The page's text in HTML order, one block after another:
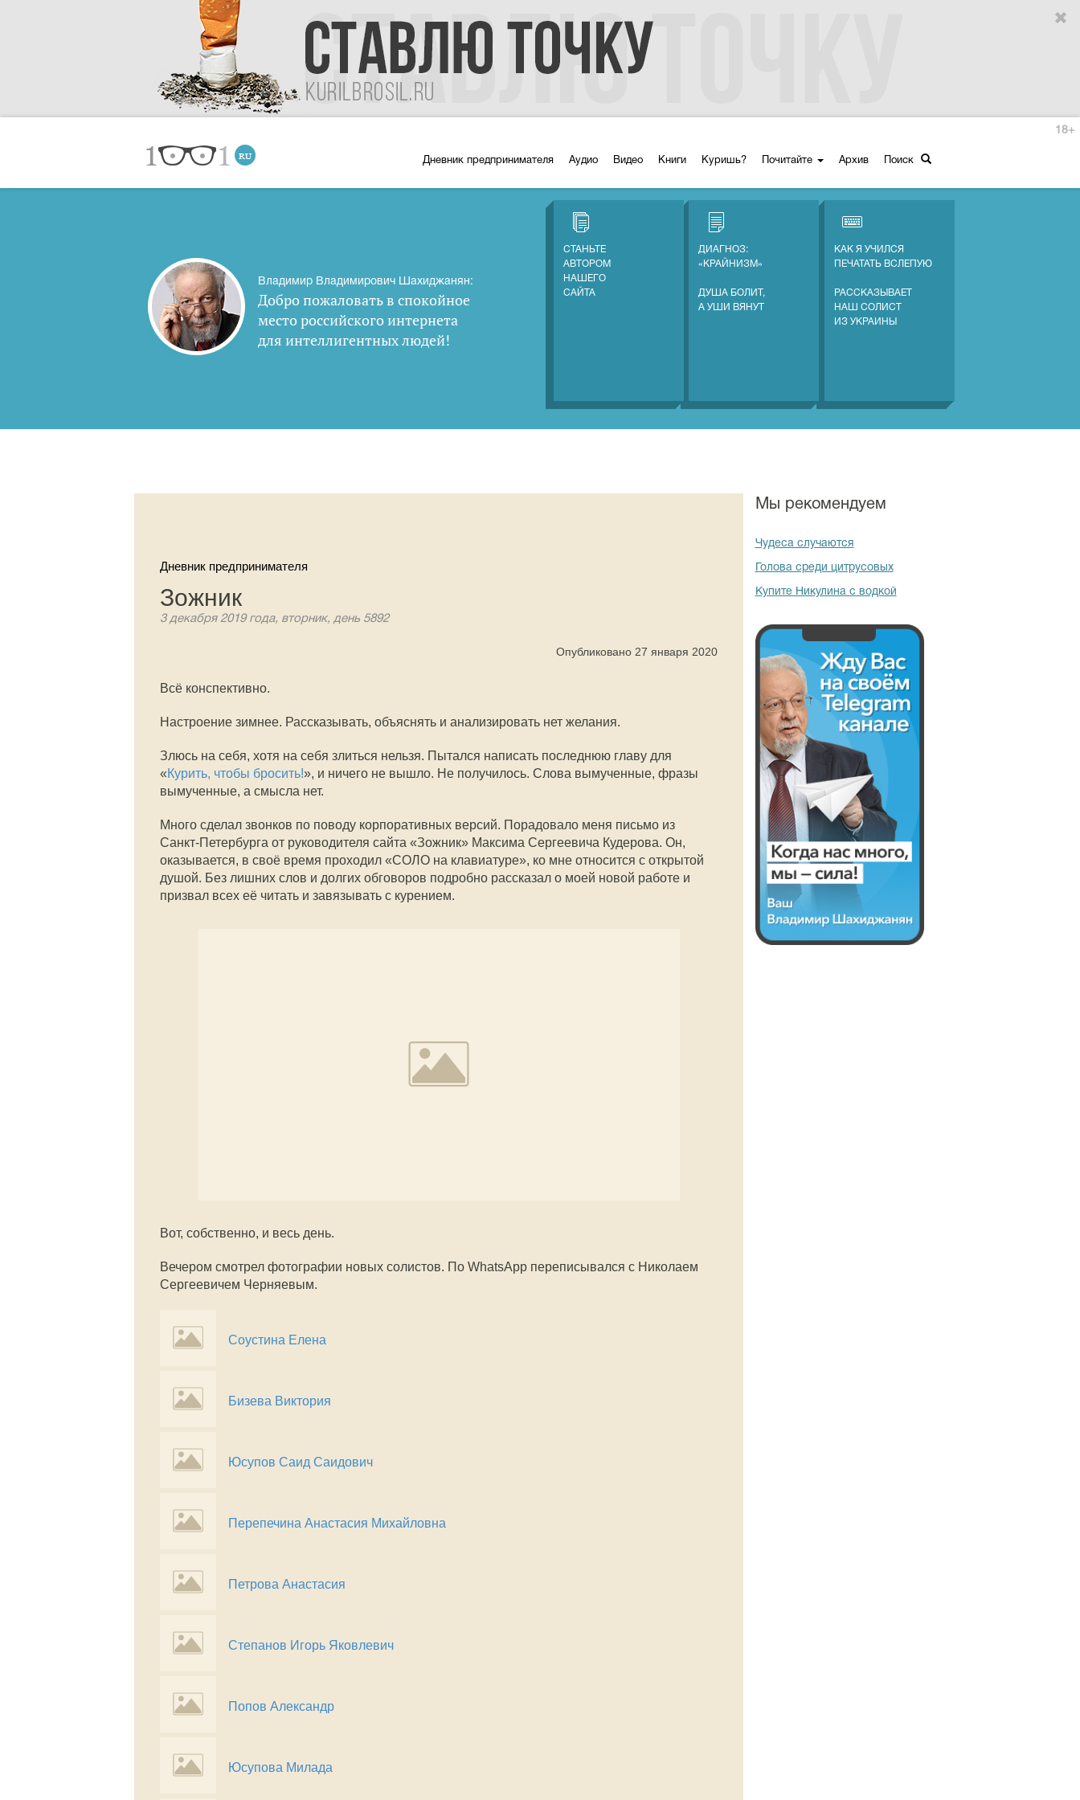
Дневник предпринимателя Аудио Видео Книги Куришь? Почитайте Архив Поиск
18+
Владимир Владимирович Шахиджанян:
Добро пожаловать в спокойное
место российского интернета
для интеллигентных людей!
СТАНЬТЕ
АВТОРОМ
НАШЕГО
САЙТА
ДИАГНОЗ:
«КРАЙНИЗМ»
ДУША БОЛИТ,
А УШИ ВЯНУТ
КАК Я УЧИЛСЯ
ПЕЧАТАТЬ ВСЛЕПУЮ
РАССКАЗЫВАЕТ
НАШ СОЛИСТ
ИЗ УКРАИНЫ
Дневник предпринимателя
Зожник
3 декабря 2019 года, вторник, день 5892
Опубликовано 27 января 2020
Всё конспективно.
Настроение зимнее. Рассказывать, объяснять и анализировать нет желания.
Злюсь на себя, хотя на себя злиться нельзя. Пытался написать последнюю главу для
«Курить, чтобы бросить!», и ничего не вышло. Не получилось. Слова вымученные, фразы
вымученные, а смысла нет.
Много сделал звонков по поводу корпоративных версий. Порадовало меня письмо из
Санкт-Петербурга от руководителя сайта «Зожник» Максима Сергеевича Кудерова. Он,
оказывается, в своё время проходил «СОЛО на клавиатуре», ко мне относится с открытой
душой. Без лишних слов и долгих обговоров подробно рассказал о моей новой работе и
призвал всех её читать и завязывать с курением.
Вот, собственно, и весь день.
Вечером смотрел фотографии новых солистов. По WhatsApp переписывался с Николаем
Сергеевичем Черняевым.
Соустина Елена
Бизева Виктория
Юсупов Саид Саидович
Перепечина Анастасия Михайловна
Петрова Анастасия
Степанов Игорь Яковлевич
Попов Александр
Юсупова Милада
Мы рекомендуем
Чудеса случаются
Голова среди цитрусовых
Купите Никулина с водкой